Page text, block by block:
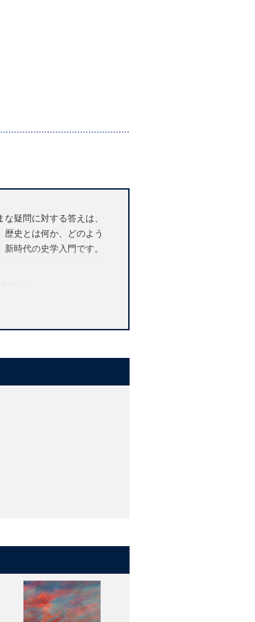
疑問に対する答えは、
史とは何か、どのよう
時代の史学入門です。
stories to tell, or where
book begins by inviting
answered in the past.